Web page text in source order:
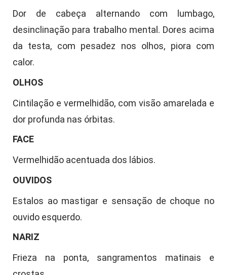
Dor de cabeça alternando com lumbago,
desinclinação para trabalho mental. Dores acima
da testa, com pesadez nos olhos, piora com
calor.
OLHOS
Cintilação e vermelhidão, com visão amarelada e
dor profunda nas órbitas.
FACE
Vermelhidão acentuada dos lábios.
OUVIDOS
Estalos ao mastigar e sensação de choque no
ouvido esquerdo.
NARIZ
Frieza na ponta, sangramentos matinais e